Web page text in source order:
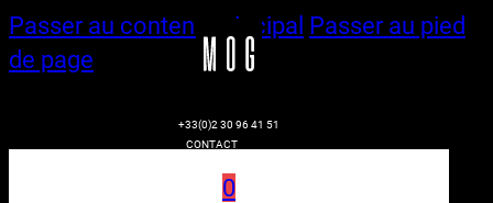
Passer au contenu principal Passer au pied
de page
+33(0)2 30 96 41 51
CONTACT
0